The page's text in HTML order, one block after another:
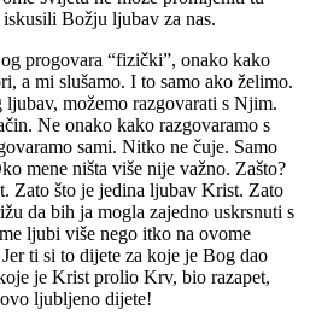
Božju ljubav za nas.
progovara “fizički”, onako kako
a mi slušamo. I to samo ako želimo.
možemo razgovarati s Njim.
Ne onako kako razgovaramo s
sami. Nitko ne čuje. Samo
mene ništa više nije važno. Zašto?
Zato što je jedina ljubav Krist. Zato
da bih ja mogla zajedno uskrsnuti s
ljubi više nego itko na ovome
ti si to dijete za koje je Bog dao
je Krist prolio Krv, bio razapet,
ljubljeno dijete!